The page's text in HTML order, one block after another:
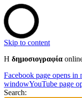
Skip to content
Η δημοσιογραφία
Facebook page opens
windowYouTube page
Search: